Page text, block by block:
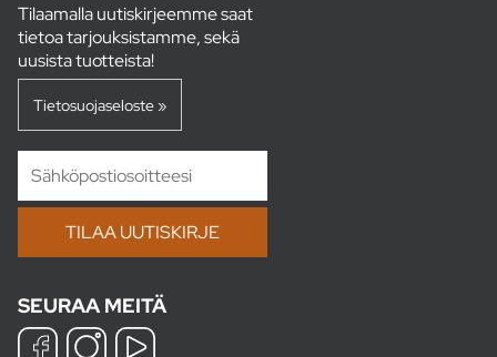
Tilaamalla uutiskirjeemme saat
tietoa tarjouksistamme, sekä
uusista tuotteista!
Tietosuojaseloste »
SEURAA MEITÄ